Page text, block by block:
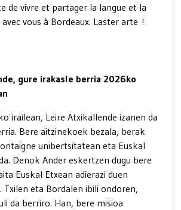
de vivre et partager la langue et la
vous à Bordeaux. Laster arte !
gure irakasle berria 2026ko
irailean, Leire Atxikallende izanen da
Bere aitzinekoek bezala, berak
unibertsitatean eta Euskal
Denok Ander eskertzen dugu bere
Euskal Etxean adierazi duen
Txilen eta Bordalen ibili ondoren,
da berriro. Han, bere misioa